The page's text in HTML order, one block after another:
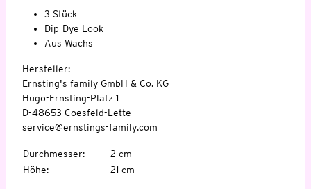
3 Stück
Dip-Dye Look
Aus Wachs
Hersteller:
Ernsting's family GmbH & Co. KG
Hugo-Ernsting-Platz 1
D-48653 Coesfeld-Lette
service@ernstings-family.com
Durchmesser:
2 cm
Höhe: 21 cm